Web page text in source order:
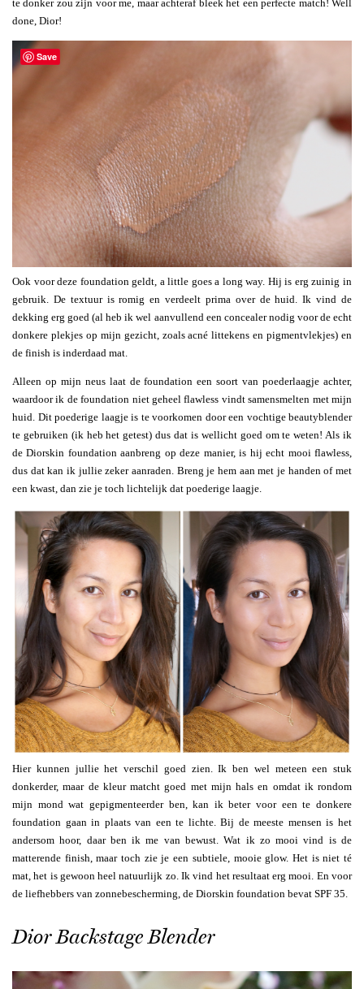
te donker zou zijn voor me, maar achteraf bleek het een perfecte match! Well
done, Dior!
Ook voor deze foundation geldt, a little goes a long way. Hij is erg zuinig in
gebruik. De textuur is romig en verdeelt prima over de huid. Ik vind de
dekking erg goed (al heb ik wel aanvullend een concealer nodig voor de echt
donkere plekjes op mijn gezicht, zoals acné littekens en pigmentvlekjes) en
de finish is inderdaad mat.
Alleen op mijn neus laat de foundation een soort van poederlaagje achter,
waardoor ik de foundation niet geheel flawless vindt samensmelten met mijn
huid. Dit poederige laagje is te voorkomen door een vochtige beautyblender
te gebruiken (ik heb het getest) dus dat is wellicht goed om te weten! Als ik
de Diorskin foundation aanbreng op deze manier, is hij echt mooi flawless,
dus dat kan ik jullie zeker aanraden. Breng je hem aan met je handen of met
een kwast, dan zie je toch lichtelijk dat poederige laagje.
Hier kunnen jullie het verschil goed zien. Ik ben wel meteen een stuk
donkerder, maar de kleur matcht goed met mijn hals en omdat ik rondom
mijn mond wat gepigmenteerder ben, kan ik beter voor een te donkere
foundation gaan in plaats van een te lichte. Bij de meeste mensen is het
andersom hoor, daar ben ik me van bewust. Wat ik zo mooi vind is de
matterende finish, maar toch zie je een subtiele, mooie glow. Het is niet té
mat, het is gewoon heel natuurlijk zo. Ik vind het resultaat erg mooi. En voor
de liefhebbers van zonnebescherming, de Diorskin foundation bevat SPF 35.
Dior Backstage Blender
Save